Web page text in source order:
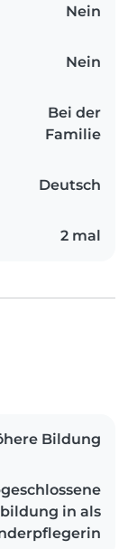
Nein
Nein
Bei der
Familie
Deutsch
2 mal
Bildung
in als